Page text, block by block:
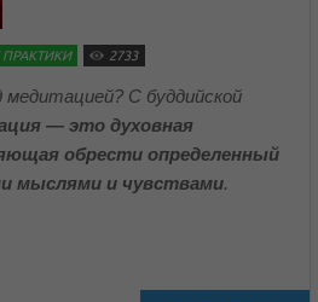
2733
С буддийской
― это духовная
обрести определенный
мыслями и чувствами.